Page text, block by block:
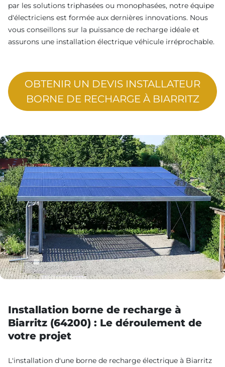
par les solutions triphasées ou monophasées, notre équipe
d'électriciens est formée aux dernières innovations. Nous
vous conseillons sur la puissance de recharge idéale et
assurons une installation électrique véhicule irréprochable.
OBTENIR UN DEVIS INSTALLATEUR
BORNE DE RECHARGE À BIARRITZ
Installation borne de recharge à
Biarritz (64200) : Le déroulement de
votre projet
L'installation d'une borne de recharge électrique à Biarritz